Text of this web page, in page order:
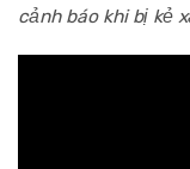
cảnh báo khi bị kẻ